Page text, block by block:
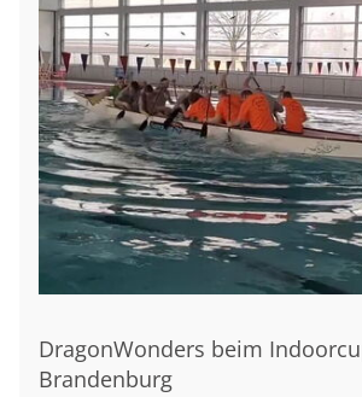
DragonWonders beim
Brandenburg